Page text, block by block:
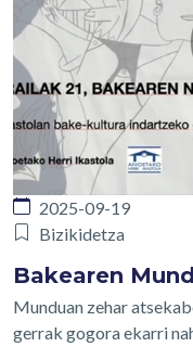
2025-09-19
Bizikidetza
Bakearen
Munduan zehar
gerrak gogora ekarri